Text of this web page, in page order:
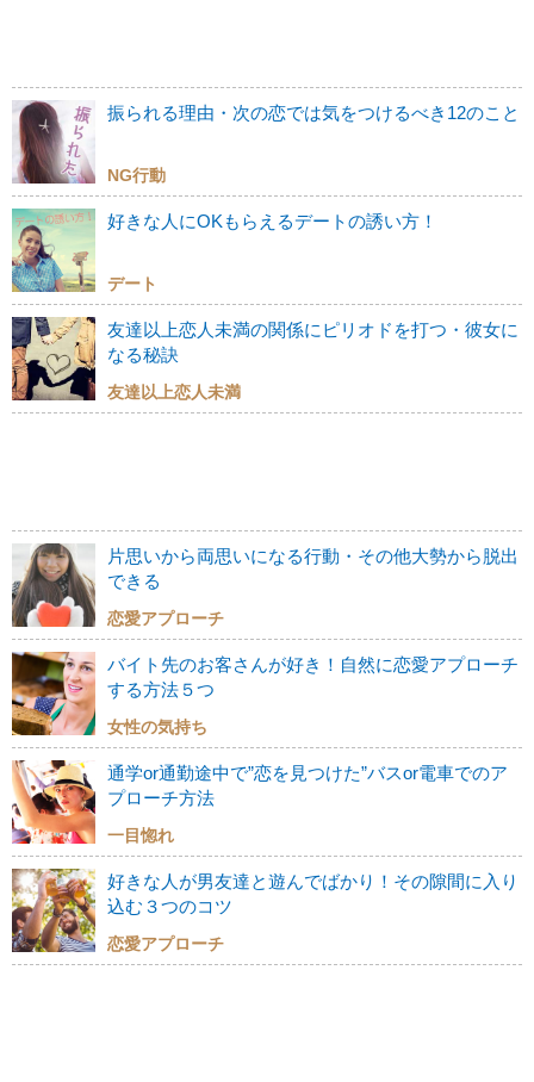
振られる理由・次の恋では気をつけるべき12のこと
NG行動
好きな人にOKもらえるデートの誘い方！
デート
友達以上恋人未満の関係にピリオドを打つ・彼女に
なる秘訣
友達以上恋人未満
片思いから両思いになる行動・その他大勢から脱出
できる
恋愛アプローチ
バイト先のお客さんが好き！自然に恋愛アプローチ
する方法５つ
女性の気持ち
通学or通勤途中で”恋を見つけた”バスor電車でのア
プローチ方法
一目惚れ
好きな人が男友達と遊んでばかり！その隙間に入り
込む３つのコツ
恋愛アプローチ